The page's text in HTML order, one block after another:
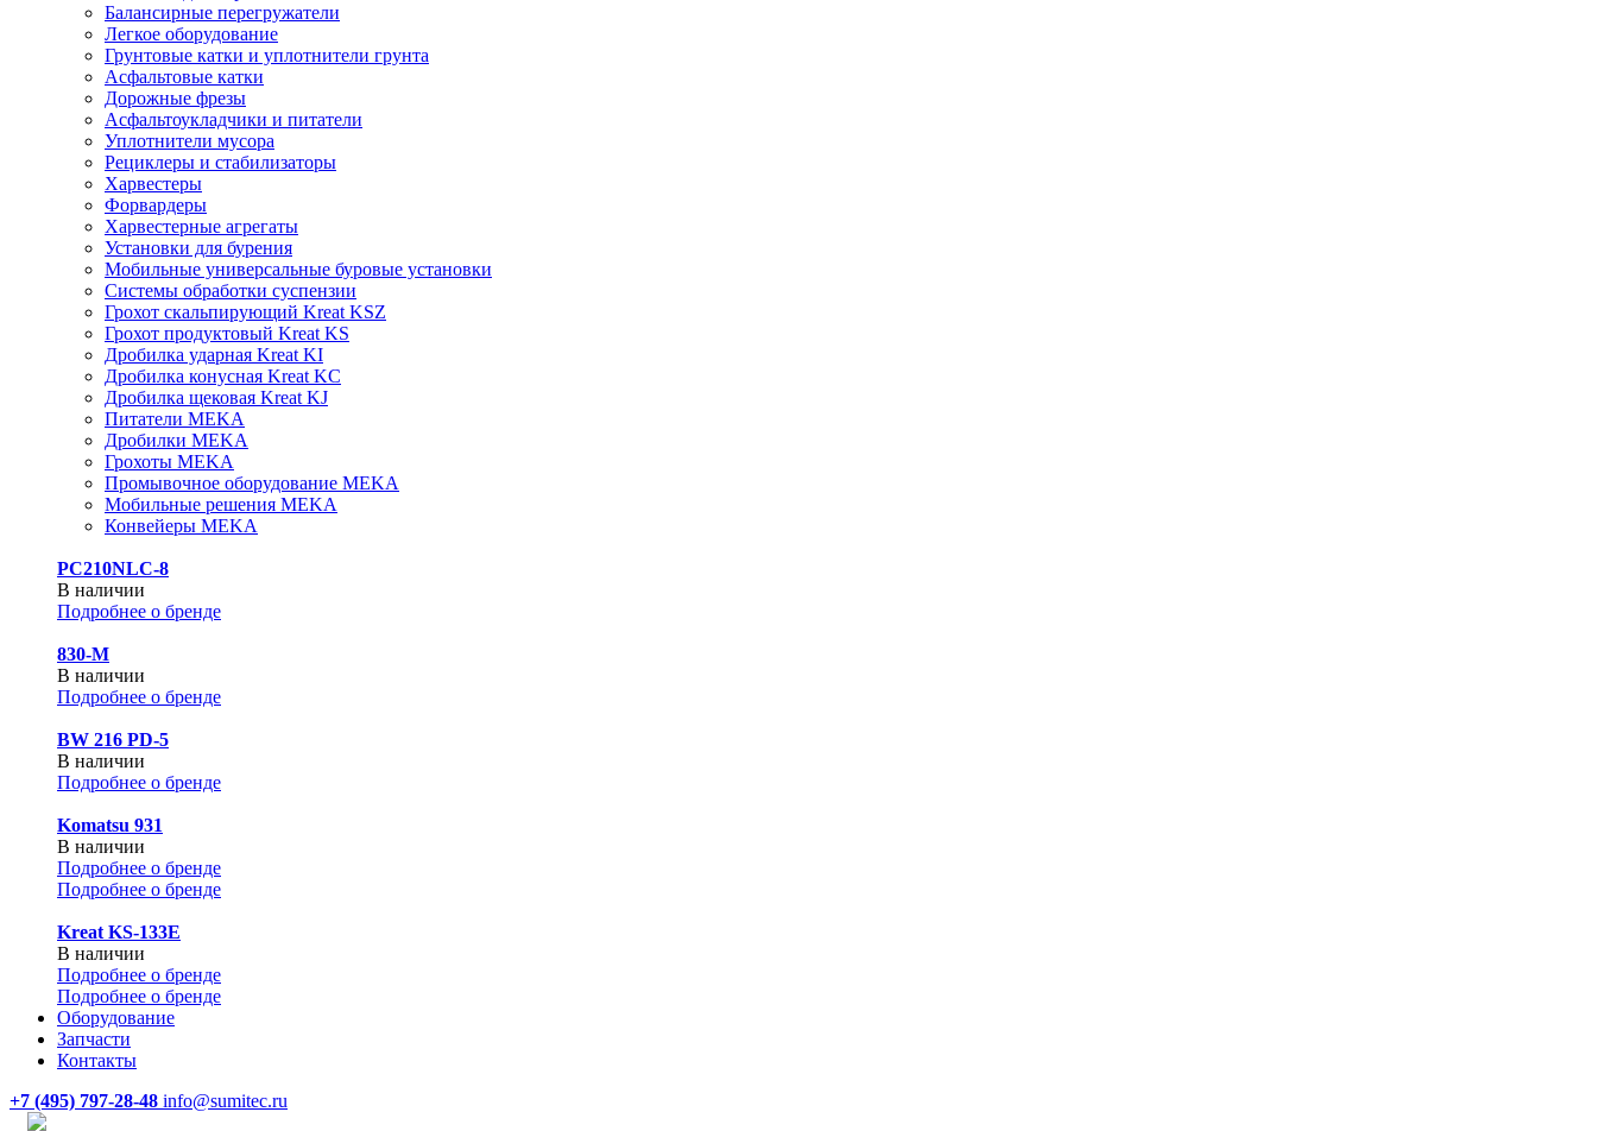
Балансирные перегружатели
Легкое оборудование
Грунтовые катки и уплотнители грунта
Асфальтовые катки
Дорожные фрезы
Асфальтоукладчики и питатели
Уплотнители мусора
Рециклеры и стабилизаторы
Харвестеры
Форвардеры
Харвестерные агрегаты
Установки для бурения
Мобильные универсальные буровые установки
Системы обработки суспензии
Грохот скальпирующий Kreat KSZ
Грохот продуктовый Kreat KS
Дробилка ударная Kreat KI
Дробилка конусная Kreat KC
Дробилка щековая Kreat KJ
Питатели MEKA
Дробилки MEKA
Грохоты MEKA
Промывочное оборудование MEKA
Мобильные решения MEKA
Конвейеры MEKA
PC210NLC-8
В наличии
Подробнее о бренде
830-М
В наличии
Подробнее о бренде
BW 216 PD-5
В наличии
Подробнее о бренде
Komatsu 931
В наличии
Подробнее о бренде
Подробнее о бренде
Kreat KS-133E
В наличии
Подробнее о бренде
Подробнее о бренде
Оборудование
Запчасти
Контакты
+7 (495) 797-28-48 info@sumitec.ru